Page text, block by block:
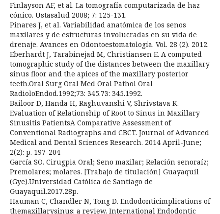
Finlayson AF, et al. La tomografía computarizada de haz
cónico. Ustasalud 2008; 7: 125-131.
Pinares J, et al. Variabilidad anatómica de los senos
maxilares y de estructuras involucradas en su vida de
drenaje. Avances en Odontoestomatología. Vol. 28 (2). 2012.
Eberhardt J, Tarabinejad M, Christiansen E. A computed
tomographic study of the distances between the maxillary
sinus floor and the apices of the maxillary posterior
teeth.Oral Surg Oral Med Oral Pathol Oral
RadioloEndod.1992;73: 345.73: 345.1992.
Bailoor D, Handa H, Raghuvanshi V, Shrivstava K.
Evaluation of Relationship of Root to Sinus in Maxillary
Sinusitis PatientsA Comparative Assessment of
Conventional Radiographs and CBCT. Journal of Advanced
Medical and Dental Sciences Research. 2014 April-June;
2(2): p. 197-204
García SO. Cirugpia Oral; Seno maxilar; Relación senoraíz;
Premolares; molares. [Trabajo de titulación] Guayaquil
(Gye).Universidad Católica de Santiago de
Guayaquil.2017.28p.
Hauman C, Chandler N, Tong D. Endodonticimplications of
themaxillarysinus: a review. International Endodontic